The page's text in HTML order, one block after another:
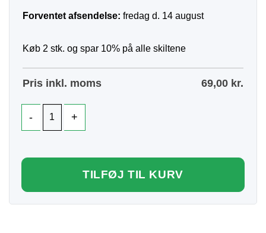
Forventet afsendelse: fredag d. 14 august
Køb 2 stk. og spar 10% på alle skiltene
Pris inkl. moms 69,00 kr.
TILFØJ TIL KURV